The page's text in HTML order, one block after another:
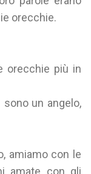
orecchie.
orecchie più in
sono un angelo,
amiamo con le
amate con gli